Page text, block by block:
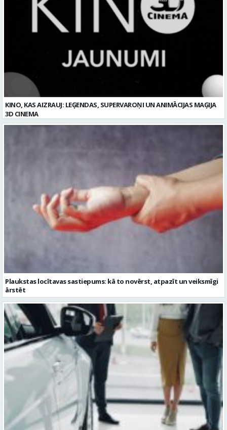
KINO, KAS AIZRAUJ: LEĢENDAS, SUPERVAROŅI UN ANIMĀCIJAS MAĢIJA
3D CINEMA
Plaukstas locītavas sastiepums: kā to novērst, atpazīt un veiksmīgi
ārstēt